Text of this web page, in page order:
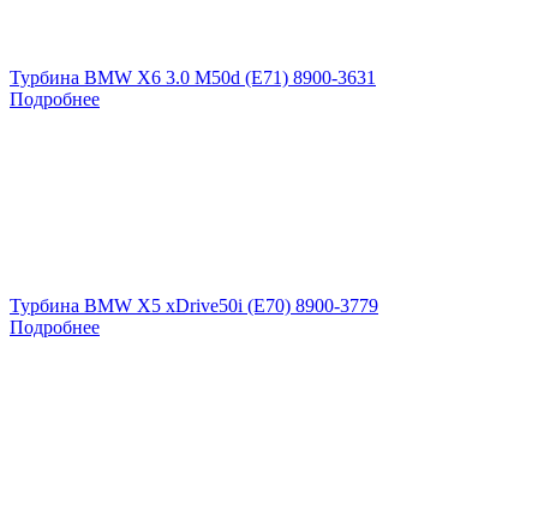
Турбина BMW X6 3.0 M50d (E71) 8900-3631
Подробнее
Турбина BMW X5 xDrive50i (E70) 8900-3779
Подробнее